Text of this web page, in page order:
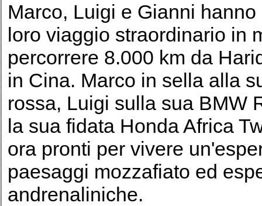
Marco, Luigi e Gianni
loro viaggio straordinario in
percorrere 8.000 km da
in Cina. Marco in sella alla
rossa, Luigi sulla sua BMW
la sua fidata Honda Africa
ora pronti per vivere
paesaggi mozzafiato ed
andrenaliniche.